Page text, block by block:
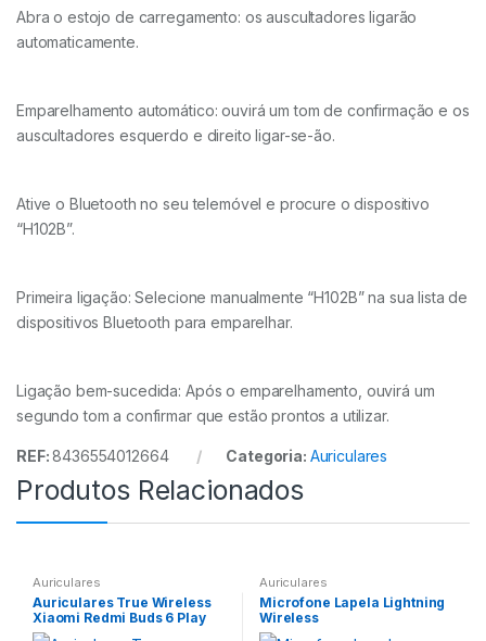
Abra o estojo de carregamento: os auscultadores ligarão
automaticamente.
Emparelhamento automático: ouvirá um tom de confirmação e os
auscultadores esquerdo e direito ligar-se-ão.
Ative o Bluetooth no seu telemóvel e procure o dispositivo
“H102B”.
Primeira ligação: Selecione manualmente “H102B” na sua lista de
dispositivos Bluetooth para emparelhar.
Ligação bem-sucedida: Após o emparelhamento, ouvirá um
segundo tom a confirmar que estão prontos a utilizar.
REF:8436554012664 Categoria: Auriculares
Produtos Relacionados
Auriculares
Auriculares True Wireless
Xiaomi Redmi Buds 6 Play
Preto
Auriculares
Microfone Lapela Lightning
Wireless